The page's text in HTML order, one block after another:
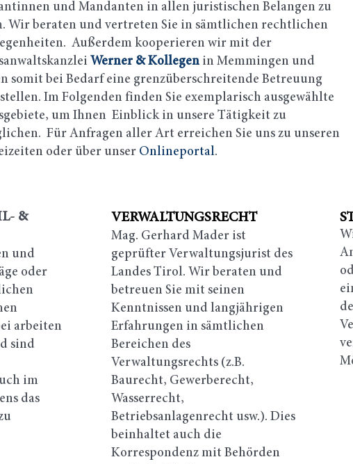
und Mandanten in allen juristischen Belangen zu
Wir beraten und vertreten Sie in sämtlichen rechtlichen
Außerdem kooperieren wir mit der
Werner & Kollegen in Memmingen und
somit bei Bedarf eine grenzüberschreitende Betreuung
Im Folgenden finden Sie exemplarisch ausgewählte
um Ihnen Einblick in unsere Tätigkeit zu
Für Anfragen aller Art erreichen Sie uns zu unseren
oder über unser Onlineportal.
&
und
oder
arbeiten
sind
im
das
VERWALTUNGSRECHT
Mag. Gerhard Mader ist
geprüfter Verwaltungsjurist des
Landes Tirol. Wir beraten und
betreuen Sie mit seinen
Kenntnissen und langjährigen
Erfahrungen in sämtlichen
Bereichen des
Verwaltungsrechts (z.B.
Baurecht, Gewerberecht,
Wasserrecht,
Betriebsanlagenrecht usw.). Dies
beinhaltet auch die
Korrespondenz mit Behörden